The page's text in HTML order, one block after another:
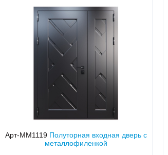
Арт-ММ1119 Полуторная входная дверь с
металлофиленкой